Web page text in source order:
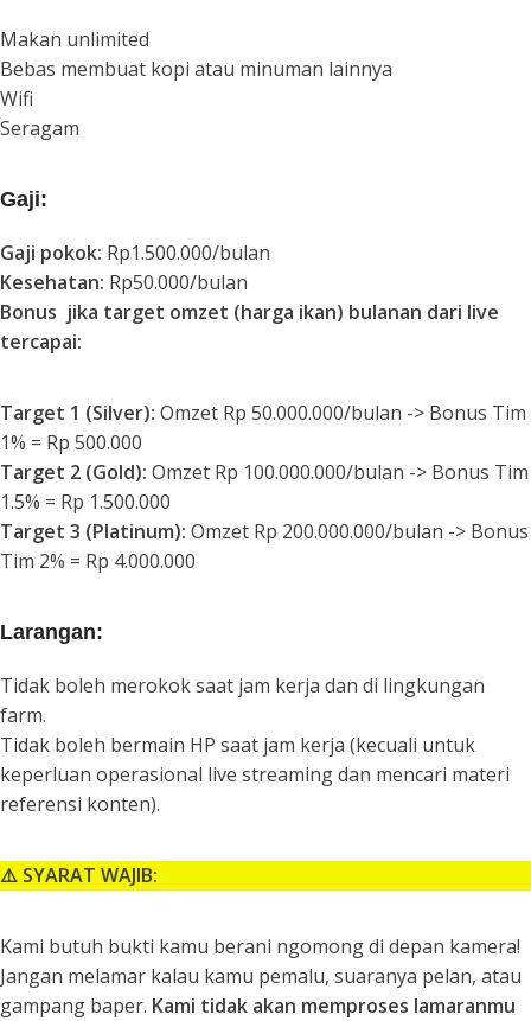
Makan unlimited
Bebas membuat kopi atau minuman lainnya
Wifi
Seragam
Gaji:
Gaji pokok: Rp1.500.000/bulan
Kesehatan: Rp50.000/bulan
Bonus jika target omzet (harga ikan) bulanan dari live
tercapai:
Target 1 (Silver): Omzet Rp 50.000.000/bulan -> Bonus Tim
1% = Rp 500.000
Target 2 (Gold): Omzet Rp 100.000.000/bulan -> Bonus Tim
1.5% = Rp 1.500.000
Target 3 (Platinum): Omzet Rp 200.000.000/bulan -> Bonus
Tim 2% = Rp 4.000.000
Larangan:
Tidak boleh merokok saat jam kerja dan di lingkungan
farm.
Tidak boleh bermain HP saat jam kerja (kecuali untuk
keperluan operasional live streamingdan mencari materi
referensi konten).
⚠️ SYARAT WAJIB:
Kami butuh bukti kamu berani ngomong di depan kamera!
Jangan melamar kalau kamu pemalu, suaranya pelan, atau
gampang baper. Kami tidak akan memproses lamaranmu